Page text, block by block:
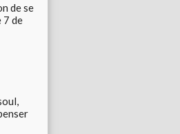
de se
7 de